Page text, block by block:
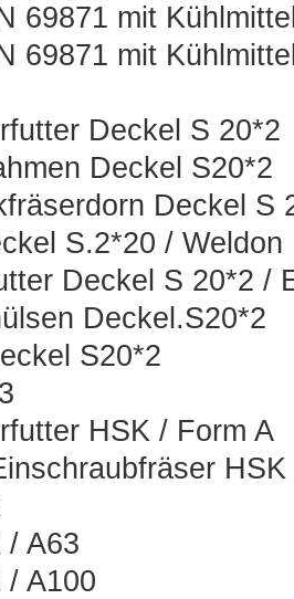
69871 mit
69871 mit
Deckel S 20*2
Deckel S20*2
Deckel S
S.2*20 / Weldon
Deckel S 20*2 /
Deckel.S20*2
S20*2
HSK / Form A
HSK
/ A63
/ A100